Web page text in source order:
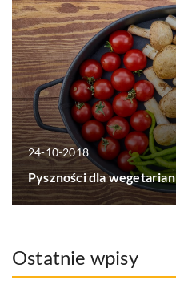
24-10-2018
Pyszności dla wegetarian
Ostatnie wpisy